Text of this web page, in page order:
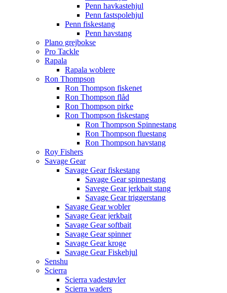
Penn havkastehjul
Penn fastspolehjul
Penn fiskestang
Penn havstang
Plano grejbokse
Pro Tackle
Rapala
Rapala woblere
Ron Thompson
Ron Thompson fiskenet
Ron Thompson flåd
Ron Thompson pirke
Ron Thompson fiskestang
Ron Thompson Spinnestang
Ron Thompson fluestang
Ron Thompson havstang
Roy Fishers
Savage Gear
Savage Gear fiskestang
Savage Gear spinnestang
Savege Gear jerkbait stang
Savage Gear triggerstang
Savage Gear wobler
Savage Gear jerkbait
Savage Gear softbait
Savage Gear spinner
Savage Gear kroge
Savage Gear Fiskehjul
Senshu
Scierra
Scierra vadestøvler
Scierra waders